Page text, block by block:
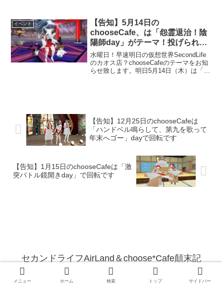
年もやることになりましたーとは言って
も皆さん...
イベント
【告知】5月14日の
chooseCafe、は「怨霊退治！陰
陽師day」がテーマ！投げられる
式神がお土産
水曜日！早速明日の仮想世界SecondLife
のカオス店？chooseCafeのテーマをお知
らせ致します。明日5月14日（木）は「怨
【告知】12月25日のchooseCafeは
「ハンドベル鳴らして、第九を歌って
年末へゴー」dayで回転です
【告知】1月15日のchooseCafeは「激
突バトル鏡開きday」で回転です
セカンドライフAirLand＆choose*Cafe顛末記
© 2009-2026 セカンドライフAirLand＆choose*Cafe顛末記.
メニュー ホーム 検索 トップ サイドバー